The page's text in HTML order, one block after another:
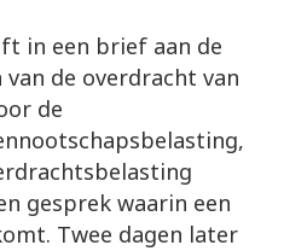
in een brief aan de
de overdracht van
de
gesprek waarin een
Twee dagen later